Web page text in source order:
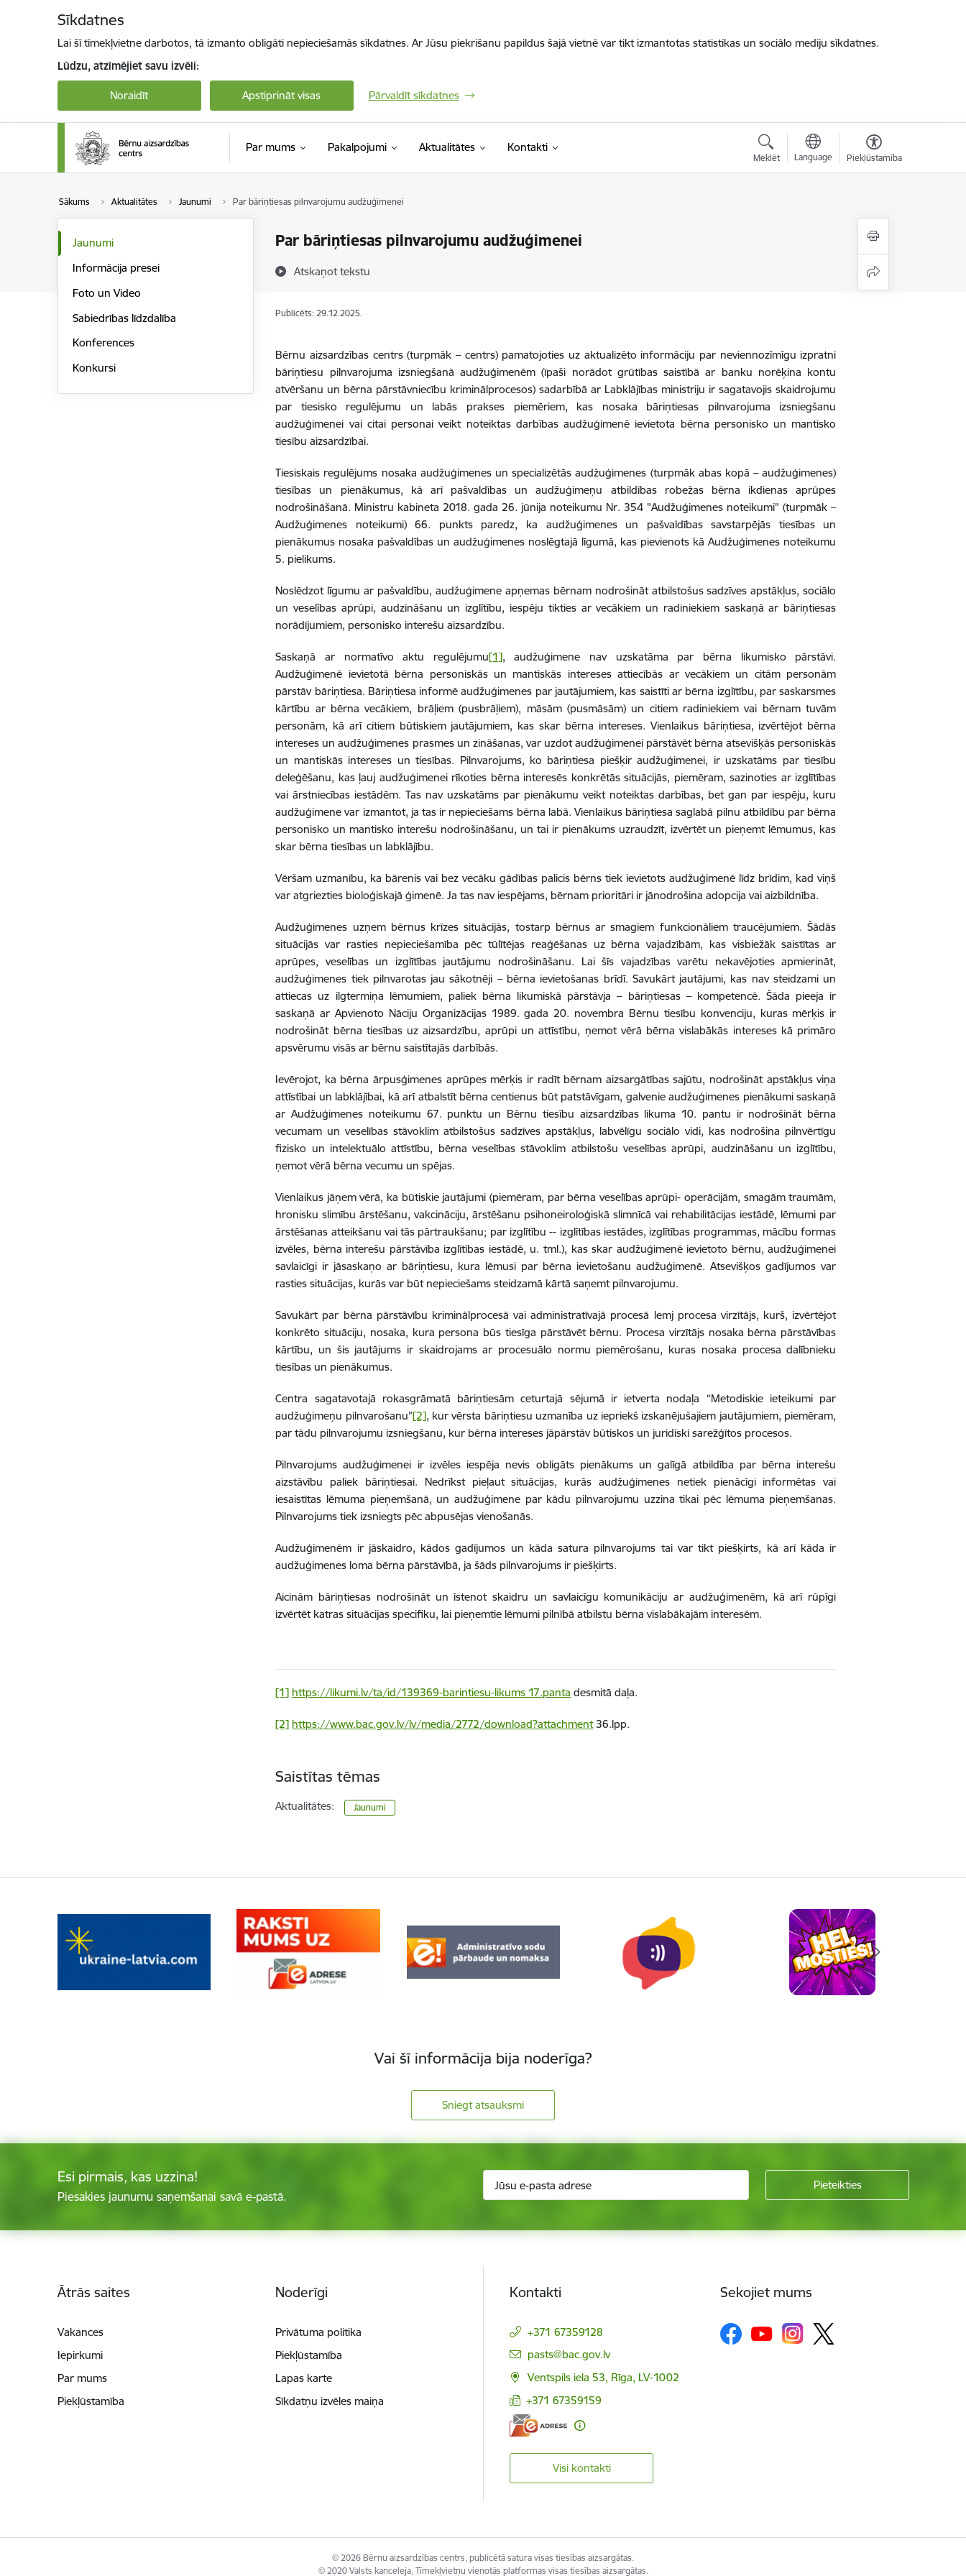
Sīkdatnes
Lai šī tīmekļvietne darbotos, tā izmanto obligāti nepieciešamās sīkdatnes. Ar Jūsu piekrišanu papildus šajā vietnē var tikt izmantotas statistikas un sociālo mediju sīkdatnes.
Lūdzu, atzīmējiet savu izvēli:
Noraidīt Apstiprināt visas Pārvaldīt sīkdatnes
Par mums Pakalpojumi Aktualitātes Kontakti
Meklēt Language Piekļūstamība
Sākums Aktualitātes Jaunumi Par bāriņtiesas pilnvarojumu audžuģimenei
Par bāriņtiesas pilnvarojumu audžuģimenei
Atskaņot tekstu
Jaunumi
Informācija presei
Foto un Video
Sabiedrības līdzdalība
Konferences
Konkursi
Publicēts: 29.12.2025.
Bērnu aizsardzības centrs (turpmāk – centrs) pamatojoties uz aktualizēto informāciju par neviennozīmīgu izpratni
bāriņtiesu pilnvarojuma izsniegšanā audžuģimenēm (īpaši norādot grūtības saistībā ar banku norēķina kontu
atvēršanu un bērna pārstāvniecību kriminālprocesos) sadarbībā ar Labklājības ministriju ir sagatavojis skaidrojumu
par tiesisko regulējumu un labās prakses piemēriem, kas nosaka bāriņtiesas pilnvarojuma izsniegšanu
audžuģimenei vai citai personai veikt noteiktas darbības audžuģimenē ievietota bērna personisko un mantisko
tiesību aizsardzībai.
Tiesiskais regulējums nosaka audžuģimenes un specializētās audžuģimenes (turpmāk abas kopā – audžuģimenes)
tiesības un pienākumus, kā arī pašvaldības un audžuģimeņu atbildības robežas bērna ikdienas aprūpes
nodrošināšanā. Ministru kabineta 2018. gada 26. jūnija noteikumu Nr. 354 "Audžuģimenes noteikumi" (turpmāk –
Audžuģimenes noteikumi) 66. punkts paredz, ka audžuģimenes un pašvaldības savstarpējās tiesības un
pienākumus nosaka pašvaldības un audžuģimenes noslēgtajā līgumā, kas pievienots kā Audžuģimenes noteikumu
5. pielikums.
Noslēdzot līgumu ar pašvaldību, audžuģimene apņemas bērnam nodrošināt atbilstošus sadzīves apstākļus, sociālo
un veselības aprūpi, audzināšanu un izglītību, iespēju tikties ar vecākiem un radiniekiem saskaņā ar bāriņtiesas
norādījumiem, personisko interešu aizsardzību.
Saskaņā ar normatīvo aktu regulējumu[1], audžuģimene nav uzskatāma par bērna likumisko pārstāvi.
Audžuģimenē ievietotā bērna personiskās un mantiskās intereses attiecībās ar vecākiem un citām personām
pārstāv bāriņtiesa. Bāriņtiesa informē audžuģimenes par jautājumiem, kas saistīti ar bērna izglītību, par saskarsmes
kārtību ar bērna vecākiem, brāļiem (pusbrāļiem), māsām (pusmāsām) un citiem radiniekiem vai bērnam tuvām
personām, kā arī citiem būtiskiem jautājumiem, kas skar bērna intereses. Vienlaikus bāriņtiesa, izvērtējot bērna
intereses un audžuģimenes prasmes un zināšanas, var uzdot audžuģimenei pārstāvēt bērna atsevišķās personiskās
un mantiskās intereses un tiesības. Pilnvarojums, ko bāriņtiesa piešķir audžuģimenei, ir uzskatāms par tiesību
deleģēšanu, kas ļauj audžuģimenei rīkoties bērna interesēs konkrētās situācijās, piemēram, sazinoties ar izglītības
vai ārstniecības iestādēm. Tas nav uzskatāms par pienākumu veikt noteiktas darbības, bet gan par iespēju, kuru
audžuģimene var izmantot, ja tas ir nepieciešams bērna labā. Vienlaikus bāriņtiesa saglabā pilnu atbildību par bērna
personisko un mantisko interešu nodrošināšanu, un tai ir pienākums uzraudzīt, izvērtēt un pieņemt lēmumus, kas
skar bērna tiesības un labklājību.
Vēršam uzmanību, ka bārenis vai bez vecāku gādības palicis bērns tiek ievietots audžuģimenē līdz brīdim, kad viņš
var atgriezties bioloģiskajā ģimenē. Ja tas nav iespējams, bērnam prioritāri ir jānodrošina adopcija vai aizbildnība.
Audžuģimenes uzņem bērnus krīzes situācijās, tostarp bērnus ar smagiem funkcionāliem traucējumiem. Šādās
situācijās var rasties nepieciešamība pēc tūlītējas reaģēšanas uz bērna vajadzībām, kas visbiežāk saistītas ar
aprūpes, veselības un izglītības jautājumu nodrošināšanu. Lai šīs vajadzības varētu nekavējoties apmierināt,
audžuģimenes tiek pilnvarotas jau sākotnēji – bērna ievietošanas brīdī. Savukārt jautājumi, kas nav steidzami un
attiecas uz ilgtermiņa lēmumiem, paliek bērna likumiskā pārstāvja – bāriņtiesas – kompetencē. Šāda pieeja ir
saskaņā ar Apvienoto Nāciju Organizācijas 1989. gada 20. novembra Bērnu tiesību konvenciju, kuras mērķis ir
nodrošināt bērna tiesības uz aizsardzību, aprūpi un attīstību, ņemot vērā bērna vislabākās intereses kā primāro
apsvērumu visās ar bērnu saistītajās darbībās.
Ievērojot, ka bērna ārpusģimenes aprūpes mērķis ir radīt bērnam aizsargātības sajūtu, nodrošināt apstākļus viņa
attīstībai un labklājībai, kā arī atbalstīt bērna centienus būt patstāvīgam, galvenie audžuģimenes pienākumi saskaņā
ar Audžuģimenes noteikumu 67. punktu un Bērnu tiesību aizsardzības likuma 10. pantu ir nodrošināt bērna
vecumam un veselības stāvoklim atbilstošus sadzīves apstākļus, labvēlīgu sociālo vidi, kas nodrošina pilnvērtīgu
fizisko un intelektuālo attīstību, bērna veselības stāvoklim atbilstošu veselības aprūpi, audzināšanu un izglītību,
ņemot vērā bērna vecumu un spējas.
Vienlaikus jāņem vērā, ka būtiskie jautājumi (piemēram, par bērna veselības aprūpi- operācijām, smagām traumām,
hronisku slimību ārstēšanu, vakcināciju, ārstēšanu psihoneiroloģiskā slimnīcā vai rehabilitācijas iestādē, lēmumi par
ārstēšanas atteikšanu vai tās pārtraukšanu; par izglītību -- izglītības iestādes, izglītības programmas, mācību formas
izvēles, bērna interešu pārstāvība izglītības iestādē, u. tml.), kas skar audžuģimenē ievietoto bērnu, audžuģimenei
savlaicīgi ir jāsaskaņo ar bāriņtiesu, kura lēmusi par bērna ievietošanu audžuģimenē.Atsevišķos gadījumos var
rasties situācijas, kurās var būt nepieciešams steidzamā kārtā saņemt pilnvarojumu.
Savukārt par bērna pārstāvību kriminālprocesā vai administratīvajā procesā lemj procesa virzītājs, kurš, izvērtējot
konkrēto situāciju, nosaka, kura persona būs tiesīga pārstāvēt bērnu. Procesa virzītājs nosaka bērna pārstāvības
kārtību, un šis jautājums ir skaidrojams ar procesuālo normu piemērošanu, kuras nosaka procesa dalībnieku
tiesības un pienākumus.
Centra sagatavotajā rokasgrāmatā bāriņtiesām ceturtajā sējumā ir ietverta nodaļa “Metodiskie ieteikumi par
audžuģimeņu pilnvarošanu”[2], kur vērsta bāriņtiesu uzmanība uz iepriekš izskanējušajiem jautājumiem, piemēram,
par tādu pilnvarojumu izsniegšanu, kur bērna intereses jāpārstāv būtiskos un juridiski sarežģītos procesos.
Pilnvarojums audžuģimenei ir izvēles iespēja nevis obligāts pienākums un galīgā atbildība par bērna interešu
aizstāvību paliek bāriņtiesai. Nedrīkst pieļaut situācijas, kurās audžuģimenes netiek pienācīgi informētas vai
iesaistītas lēmuma pieņemšanā, un audžuģimene par kādu pilnvarojumu uzzina tikai pēc lēmuma pieņemšanas.
Pilnvarojums tiek izsniegts pēc abpusējas vienošanās.
Audžuģimenēm ir jāskaidro, kādos gadījumos un kāda satura pilnvarojums tai var tikt piešķirts, kā arī kāda ir
audžuģimenes loma bērna pārstāvībā, ja šāds pilnvarojums ir piešķirts.
Aicinām bāriņtiesas nodrošināt un īstenot skaidru un savlaicīgu komunikāciju ar audžuģimenēm, kā arī rūpīgi
izvērtēt katras situācijas specifiku, lai pieņemtie lēmumi pilnībā atbilstu bērna vislabākajām interesēm.
[1] https://likumi.lv/ta/id/139369-barintiesu-likums 17.panta desmitā daļa.
[2] https://www.bac.gov.lv/lv/media/2772/download?attachment36.lpp.
Saistītas tēmas
Aktualitātes: Jaunumi
Vai šī informācija bija noderīga?
Sniegt atsauksmi
Esi pirmais, kas uzzina!
Piesakies jaunumu saņemšanai savā e-pastā.
Ātrās saites
Vakances
Iepirkumi
Par mums
Piekļūstamība
Noderīgi
Privātuma politika
Piekļūstamība
Lapas karte
Sīkdatņu izvēles maiņa
Kontakti
+371 67359128
E-pasts:
pasts@bac.gov.lv
Ventspils iela 53, Rīga, LV-1002
+371 67359159
Visi kontakti
Sekojiet mums
© 2026 Bērnu aizsardzības centrs, publicētā satura visas tiesības aizsargātas.
© 2020 Valsts kanceleja, Tīmekļvietņu vienotās platformas visas tiesības aizsargātas.